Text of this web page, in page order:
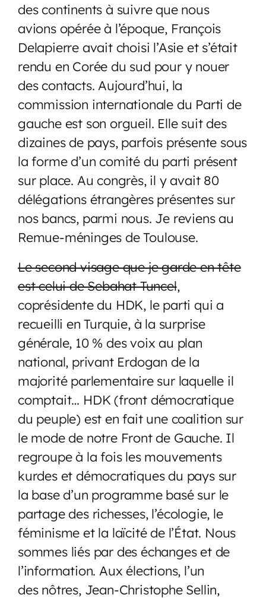
des continents à suivre que nous
avions opérée à l’époque, François
Delapierre avait choisi l’Asie et s’était
rendu en Corée du sud pour y nouer
des contacts. Aujourd’hui, la
commission internationale du Parti de
gauche est son orgueil. Elle suit des
dizaines de pays, parfois présente sous
la forme d’un comité du parti présent
sur place. Au congrès, il y avait 80
délégations étrangères présentes sur
nos bancs, parmi nous. Je reviens au
Remue-méninges de Toulouse.
Le second visage que je garde en tête
est celui de Sebahat Tuncel,
coprésidente du HDK, le parti qui a
recueilli en Turquie, à la surprise
générale, 10 % des voix au plan
national, privant Erdogan de la
majorité parlementaire sur laquelle il
comptait… HDK (front démocratique
du peuple) est en fait une coalition sur
le mode de notre Front de Gauche. Il
regroupe à la fois les mouvements
kurdes et démocratiques du pays sur
la base d’un programme basé sur le
partage des richesses, l’écologie, le
féminisme et la laïcité de l’État. Nous
sommes liés par des échanges et de
l’information. Aux élections, l’un
des nôtres, Jean-Christophe Sellin,